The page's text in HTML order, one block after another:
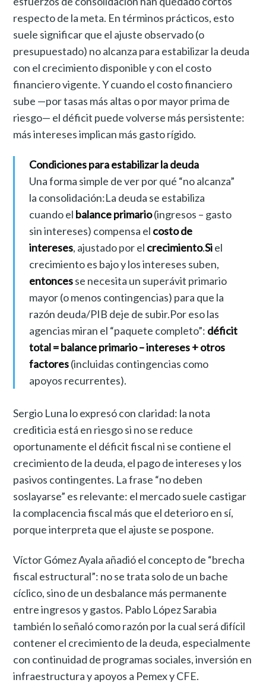
respecto de la meta. En términos prácticos, esto
suele significar que el ajuste observado (o
presupuestado) no alcanza para estabilizar la deuda
con el crecimiento disponible y con el costo
financiero vigente. Y cuando el costo financiero
sube —por tasas más altas o por mayor prima de
riesgo— el déficit puede volverse más persistente:
más intereses implican más gasto rígido.
Condiciones para estabilizar la deuda
Una forma simple de ver por qué “no alcanza”
la consolidación:La deuda se estabiliza
cuando el balance primario(ingresos – gasto
sin intereses) compensa el costo de
intereses, ajustado por el crecimiento.Siel
crecimiento es bajo y los intereses suben,
entoncesse necesita un superávit primario
mayor (o menos contingencias) para que la
razón deuda/PIB deje de subir.Por eso las
agencias miran el “paquete completo”: déficit
total = balance primario – intereses + otros
factores(incluidas contingencias como
apoyos recurrentes).
Sergio Luna lo expresó con claridad: la nota
crediticia está en riesgo si no se reduce
oportunamente el déficit fiscal ni se contiene el
crecimiento de la deuda, el pago de intereses y los
pasivos contingentes. La frase “no deben
soslayarse” es relevante: el mercado suele castigar
la complacencia fiscal más que el deterioro en sí,
porque interpreta que el ajuste se pospone.
Víctor Gómez Ayala añadió el concepto de “brecha
fiscal estructural”: no se trata solo de un bache
cíclico, sino de un desbalance más permanente
entre ingresos y gastos. Pablo López Sarabia
también lo señaló como razón por la cual será difícil
contener el crecimiento de la deuda, especialmente
con continuidad de programas sociales, inversión en
infraestructura y apoyos a Pemex y CFE.